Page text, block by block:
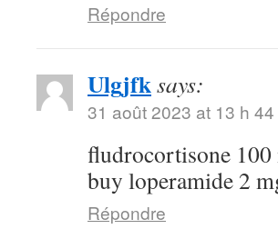
Répondre
Ulgjfksays:
31 août 2023 at 13 h 44
fludrocortisone 100
buy loperamide 2
Répondre